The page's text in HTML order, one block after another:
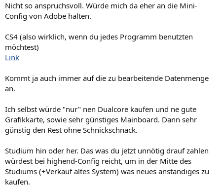
Nicht so anspruchsvoll. Würde mich da eher an die Mini-
Config von Adobe halten.
CS4 (also wirklich, wenn du jedes Programm benutzten
möchtest)
Link
Kommt ja auch immer auf die zu bearbeitende Datenmenge
an.
Ich selbst würde "nur" nen Dualcore kaufen und ne gute
Grafikkarte, sowie sehr günstiges Mainboard. Dann sehr
günstig den Rest ohne Schnickschnack.
Studium hin oder her. Das was du jetzt unnötig drauf zahlen
würdest bei highend-Config reicht, um in der Mitte des
Studiums (+Verkauf altes System) was neues anständiges zu
kaufen.